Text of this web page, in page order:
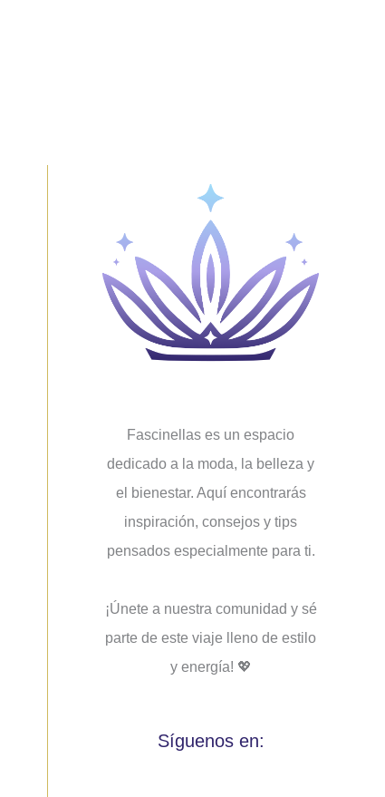
Fascinellas es un espacio
dedicado a la moda, la belleza y
el bienestar. Aquí encontrarás
inspiración, consejos y tips
pensados ​​especialmente para ti.
¡Únete a nuestra comunidad y sé
parte de este viaje lleno de estilo
y energía! 💖
Síguenos en: